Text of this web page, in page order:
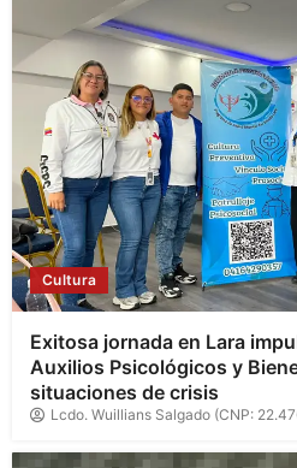
Cultura
Exitosa jornada en Lara
Auxilios Psicológicos y
situaciones de crisis
Lcdo. Wuillians Salgado (CNP: